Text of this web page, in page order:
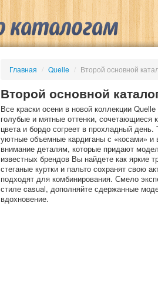
Главная / Quelle / Второй основной
Второй основной
Все краски осени в новой коллекции
голубые и мятные оттенки,
цвета и бордо согреет в прохладный
уютные объемные кардиганы с «косами»
внимание деталям, которые придают
известных брендов Вы найдете как яркие
стеганые куртки и пальто сохранят свою
подходят для комбинирования. Смело
стиле casual, дополняйте сдержанные
вдохновение.